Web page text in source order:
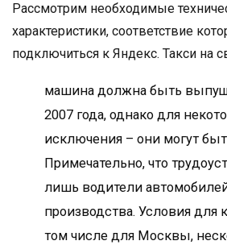
Рассмотрим необходимые
характеристики, соответствие
подключиться к Яндекс. Такси на
машина должна быть
2007 года, однако для
исключения – они могут
Примечательно, что
лишь водители
производства. Условия для
том числе для Москвы,